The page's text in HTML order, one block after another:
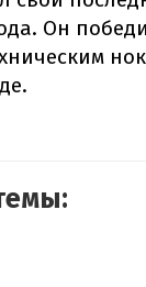
Он